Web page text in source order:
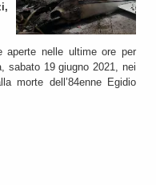
aperte nelle ultime ore per
sabato 19 giugno 2021, nei
morte dell’84enne Egidio